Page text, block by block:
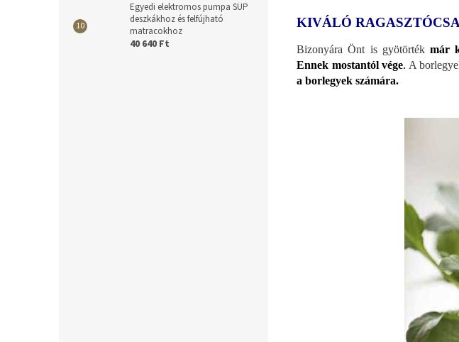
Egyedi elektromos pumpa SUP
deszkákhoz és felfújható
matracokhoz
40 640 Ft
KIVÁLÓ
Bizonyára Önt is gyötörték már
Ennek mostantól vége. A
a borlegyek számára.